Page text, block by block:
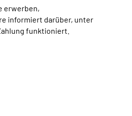
erwerben,
informiert darüber, unter
funktioniert.